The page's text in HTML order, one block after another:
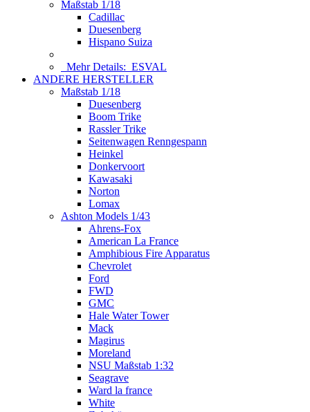
Maßstab 1/18
Cadillac
Duesenberg
Hispano Suiza
Mehr Details: ESVAL
ANDERE HERSTELLER
Maßstab 1/18
Duesenberg
Boom Trike
Rassler Trike
Seitenwagen Renngespann
Heinkel
Donkervoort
Kawasaki
Norton
Lomax
Ashton Models 1/43
Ahrens-Fox
American La France
Amphibious Fire Apparatus
Chevrolet
Ford
FWD
GMC
Hale Water Tower
Mack
Magirus
Moreland
NSU Maßstab 1:32
Seagrave
Ward la france
White